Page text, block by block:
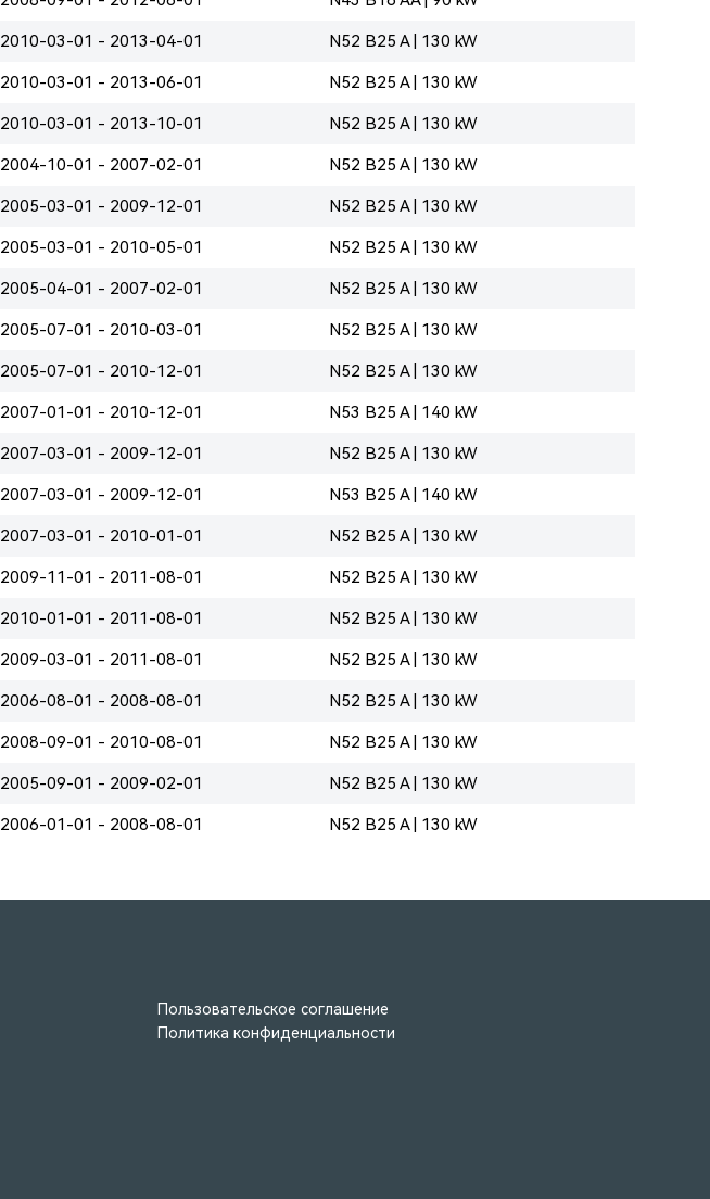
2010-03-01 - 2013-04-01 N52 B25 A | 130 kW
2010-03-01 - 2013-06-01 N52 B25 A | 130 kW
2010-03-01 - 2013-10-01 N52 B25 A | 130 kW
2004-10-01 - 2007-02-01 N52 B25 A | 130 kW
2005-03-01 - 2009-12-01 N52 B25 A | 130 kW
2005-03-01 - 2010-05-01 N52 B25 A | 130 kW
2005-04-01 - 2007-02-01 N52 B25 A | 130 kW
2005-07-01 - 2010-03-01 N52 B25 A | 130 kW
2005-07-01 - 2010-12-01 N52 B25 A | 130 kW
2007-01-01 - 2010-12-01 N53 B25 A | 140 kW
2007-03-01 - 2009-12-01 N52 B25 A | 130 kW
2007-03-01 - 2009-12-01 N53 B25 A | 140 kW
2007-03-01 - 2010-01-01 N52 B25 A | 130 kW
2009-11-01 - 2011-08-01 N52 B25 A | 130 kW
2010-01-01 - 2011-08-01 N52 B25 A | 130 kW
2009-03-01 - 2011-08-01 N52 B25 A | 130 kW
2006-08-01 - 2008-08-01 N52 B25 A | 130 kW
2008-09-01 - 2010-08-01 N52 B25 A | 130 kW
2005-09-01 - 2009-02-01 N52 B25 A | 130 kW
2006-01-01 - 2008-08-01 N52 B25 A | 130 kW
Пользовательское соглашение
Политика конфиденциальности